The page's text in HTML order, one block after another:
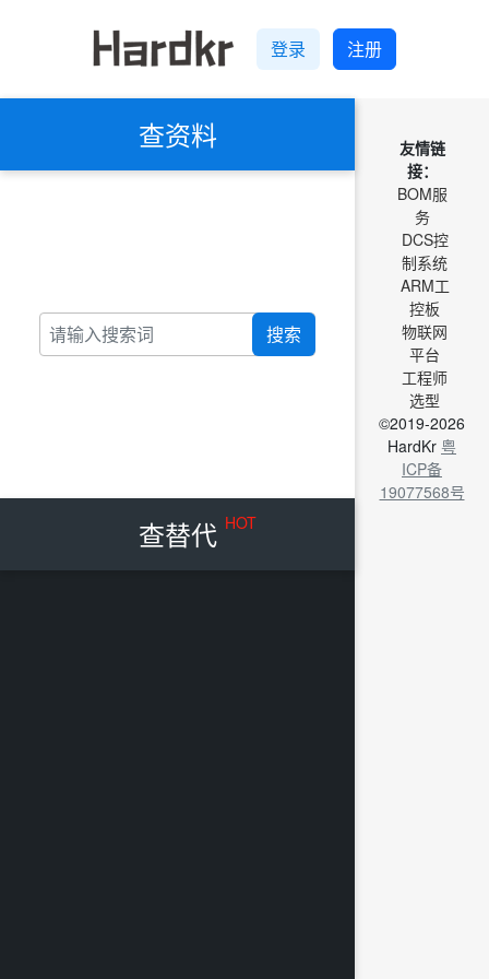
登录 注册
查资料
搜索
查替代 HOT
友情链
接：
BOM服
务
DCS控
制系统
ARM工
控板
物联网
平台
工程师
选型
©2019-2026
HardKr 粤
ICP备
19077568号